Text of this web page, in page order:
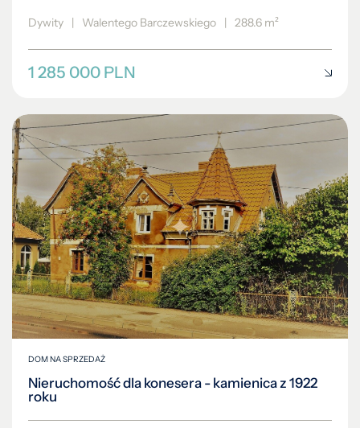
Dywity Walentego Barczewskiego 288.6 m²
1 285 000 PLN
DOM NA SPRZEDAŻ
Nieruchomość dla konesera - kamienica z 1922
roku